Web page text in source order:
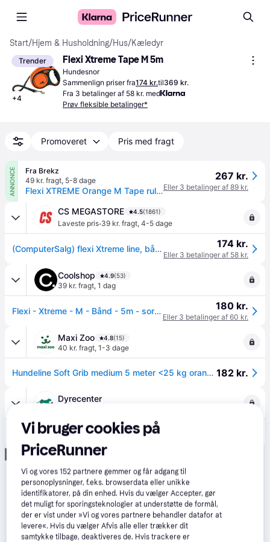
Start/Hjem & Husholdning/Hus/Kæledyr
Trender
+4
Flexi Xtreme Tape M 5m
Hundesnor
Sammenlign priser fra174 kr.til369 kr.
Fra 3 betalinger af 58 kr. med
Prøv fleksible betalinger*
Promoveret Pris med fragt
ANNONCE
Fra Brekz
49 kr. fragt, 5-8 dage
Flexi XTREME Orange M Tape rulleline 5 meter Pr. stk.
267 kr.
Eller 3 betalinger af 89 kr.
CS MEGASTORE 4.5(1861)
Laveste pris·39 kr. fragt, 4-5 dage
(ComputerSalg) flexi Xtreme line, bånd, M: 5m < 35 kg, orange 174 kr.
Eller 3 betalinger af 58 kr.
Coolshop 4.9(53)
39 kr. fragt, 1 dag
Flexi - Xtreme - M - Bånd - 5m - sort/Orange - Max 35Kg - Klar til levering - Prismatch 180 kr.
Eller 3 betalinger af 60 kr.
Maxi Zoo 4.8(15)
40 kr. fragt, 1-3 dage
Hundeline Soft Grib medium 5 meter <25 kg orange 182 kr.
Dyrecenter
35kg hund 5m Flexi Extreme orange - M
Annonce
Vi bruger cookies på
PriceRunner
Vi og vores152 partnere gemmer og får adgang til
personoplysninger, f.eks. browserdata eller unikke
identifikatorer, på din enhed. Hvis du vælger Accepter, gør
det muligt for sporingsteknologier at understøtte de formål,
der er vist under »Vi og vores partnere behandler datafor at
levere«. Hvis du vælger Afvis alle eller trækker dit
samtykke tilbage, deaktiveres de. Hvis trackere er